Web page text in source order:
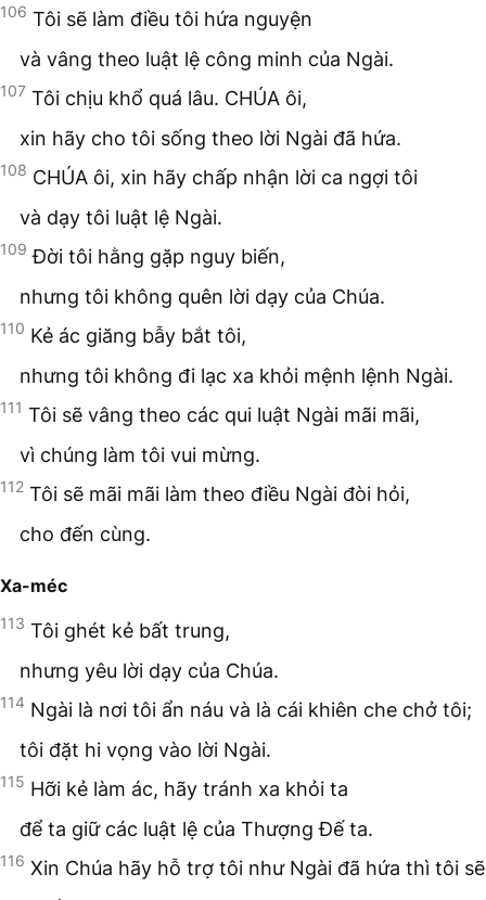
106 Tôi sẽ làm điều tôi hứa nguyện
và vâng theo luật lệ công minh của Ngài.
107 Tôi chịu khổ quá lâu. CHÚA ôi,
xin hãy cho tôi sống theo lời Ngài đã hứa.
108 CHÚA ôi, xin hãy chấp nhận lời ca ngợi tôi
và dạy tôi luật lệ Ngài.
109 Đời tôi hằng gặp nguy biến,
nhưng tôi không quên lời dạy của Chúa.
110 Kẻ ác giăng bẫy bắt tôi,
nhưng tôi không đi lạc xa khỏi mệnh lệnh Ngài.
111 Tôi sẽ vâng theo các qui luật Ngài mãi mãi,
vì chúng làm tôi vui mừng.
112 Tôi sẽ mãi mãi làm theo điều Ngài đòi hỏi,
cho đến cùng.
Xa-méc
113 Tôi ghét kẻ bất trung,
nhưng yêu lời dạy của Chúa.
114 Ngài là nơi tôi ẩn náu và là cái khiên che chở tôi;
tôi đặt hi vọng vào lời Ngài.
115 Hỡi kẻ làm ác, hãy tránh xa khỏi ta
để ta giữ các luật lệ của Thượng Đế ta.
116 Xin Chúa hãy hỗ trợ tôi như Ngài đã hứa thì tôi sẽ